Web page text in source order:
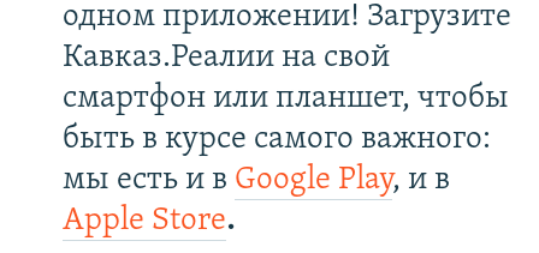
одном приложении! Загрузите
Кавказ.Реалии на свой
смартфон или планшет, чтобы
быть в курсе самого важного:
мы есть и в Google Play, и в
Apple Store.